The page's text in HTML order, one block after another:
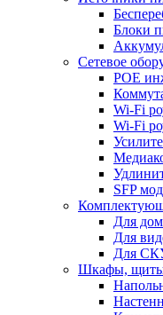
Блоки
Сетевое
POE
Wi-Fi
Wi-Fi
SFP
Для
Для
Для
Шкафы,